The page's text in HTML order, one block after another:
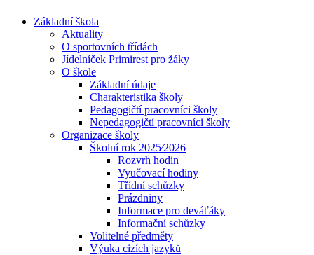
Základní škola
Aktuality
O sportovních třídách
Jídelníček Primirest pro žáky
O škole
Základní údaje
Charakteristika školy
Pedagogičtí pracovníci školy
Nepedagogičtí pracovníci školy
Organizace školy
Školní rok 2025⁄2026
Rozvrh hodin
Vyučovací hodiny
Třídní schůzky
Prázdniny
Informace pro deváťáky
Informační schůzky
Volitelné předměty
Výuka cizích jazyků